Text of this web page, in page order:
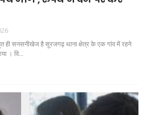
ही सनसनीखेज है सूरजगढ़ थाना क्षेत्र के एक गांव में रहने
। वि...